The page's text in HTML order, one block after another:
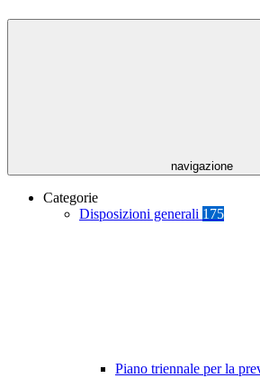
navigazione
Categorie
Disposizioni generali 175
Piano triennale per la